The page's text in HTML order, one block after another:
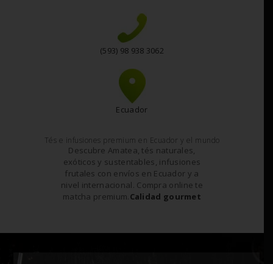
(593) 98 938 3062
Ecuador
Tés e infusiones premium en Ecuador y el mundo
Descubre Amatea, tés naturales,
exóticos y sustentables, infusiones
frutales con envíos en Ecuador y a
nivel internacional. Compra online te
matcha premium.Calidad gourmet